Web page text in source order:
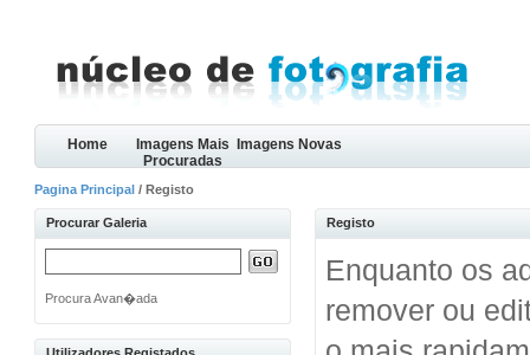
Home
Imagens Mais
Procuradas
Imagens Novas
Pagina Principal / Registo
Procurar Galeria
Procura Avan�ada
Registo
Enquanto os
remover ou